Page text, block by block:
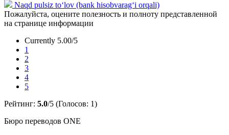
Naqd pulsiz toʻlov (bank hisobvaragʻi orqali)
Пожалуйста, оцените полезность и полноту представленной
на странице информации
Currently 5.00/5
1
2
3
4
5
Рейтинг: 5.0/5 (Голосов: 1)
Бюро переводов ONE